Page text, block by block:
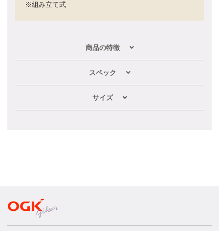
※組み立て式
商品の特徴
スペック
サイズ